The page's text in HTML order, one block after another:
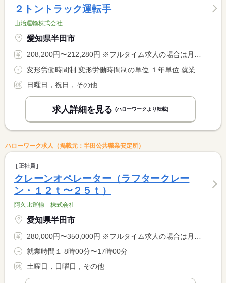
２トントラック運転手
山治運輸株式会社
愛知県半田市
208,200円〜212,280円 ※フルタイム求人の場合は月額（換算額）、パート求人の場合は時間額を表示しています。
日曜日，祝日，その他
求人詳細を見る (ハローワークより転載)
ハローワーク求人（掲載元：半田公共職業安定所）
正社員
クレーンオペレーター（ラフタークレー
ン・１２ｔ〜２５ｔ）
阿久比運輸 株式会社
愛知県半田市
280,000円〜350,000円 ※フルタイム求人の場合は月額（換算額）、パート求人の場合は時間額を表示しています。
就業時間１ 8時00分〜17時00分
土曜日，日曜日，その他